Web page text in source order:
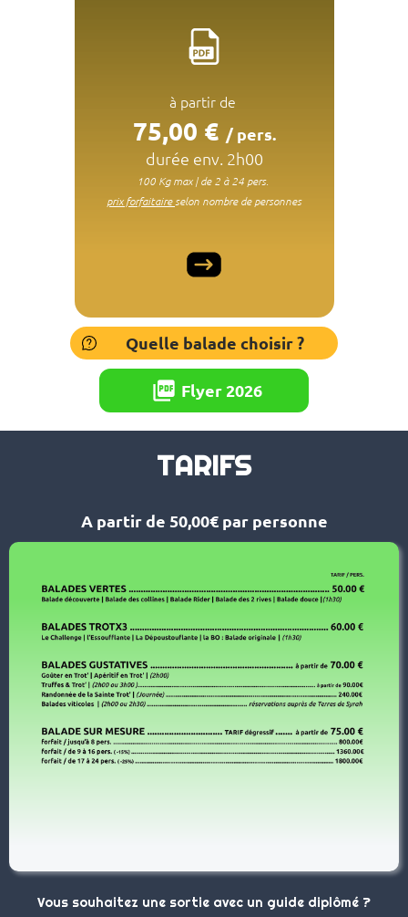
à partir de
75,00 € / pers.
durée env. 2h00
100 Kg max | de 2 à 24 pers.
prix forfaitaireselon nombre de personnes
Quelle balade choisir ?
picture_as_pdf Flyer 2026
TARIFS
A partir de 50,00€ par personne
Vous souhaitez une sortie avec un guide diplômé ?